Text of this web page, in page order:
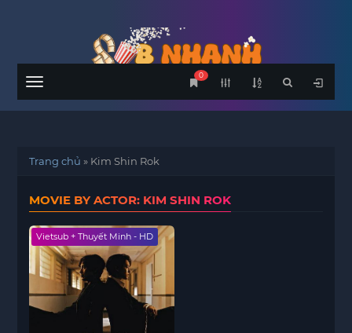
Menu
0
Trang chủ » Kim Shin Rok
MOVIE BY ACTOR: KIM SHIN ROK
Vietsub + Thuyết Minh - HD